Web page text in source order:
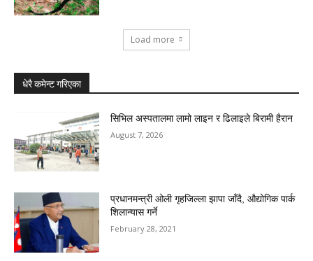
Load more
धेरै कमेन्ट गरिएका
सिभिल अस्पतालमा लामो लाइन र ढिलाइले बिरामी हैरान
August 7, 2026
प्रधानमन्त्री ओली गृहजिल्ला झापा जाँदै, औद्योगिक पार्क
शिलान्यास गर्ने
February 28, 2021